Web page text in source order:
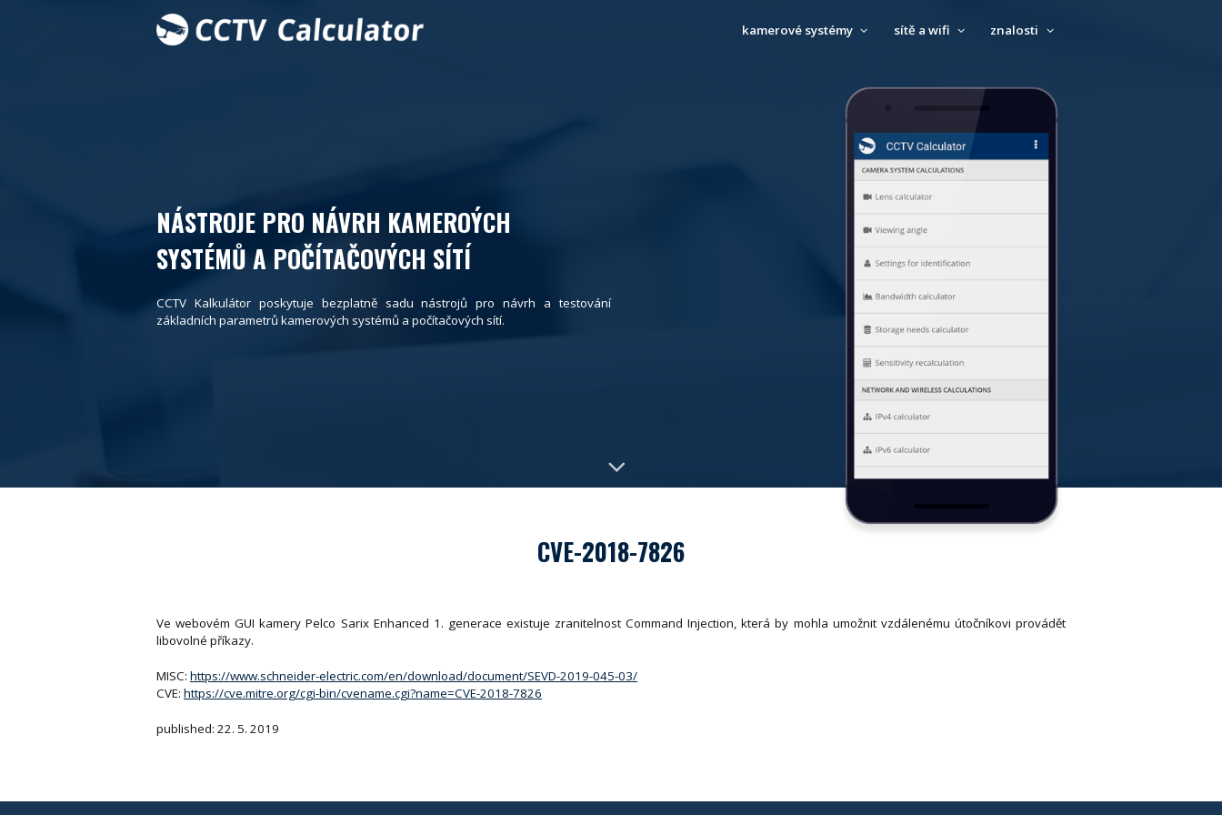
kamerové systémy sítě a wifi znalosti
NÁSTROJE PRO NÁVRH KAMEROÝCH
SYSTÉMŮ A POČÍTAČOVÝCH SÍTÍ
CCTV Kalkulátor poskytuje bezplatně sadu nástrojů pro návrh a testování
základních parametrů kamerových systémů a počítačových sítí.
CVE-2018-7826
Ve webovém GUI kamery Pelco Sarix Enhanced 1. generace existuje zranitelnost Command Injection, která by mohla umožnit vzdálenému útočníkovi provádět
libovolné příkazy.
MISC: https://www.schneider-electric.com/en/download/document/SEVD-2019-045-03/
CVE: https://cve.mitre.org/cgi-bin/cvename.cgi?name=CVE-2018-7826
published: 22. 5. 2019